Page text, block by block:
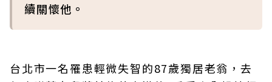
續關懷他。
台北市一名罹患輕微失智的87歲獨居老翁，去